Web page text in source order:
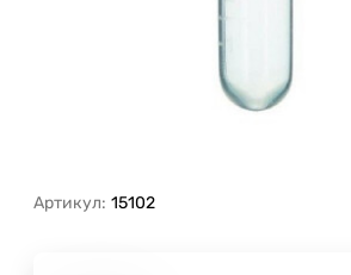
Артикул: 15102